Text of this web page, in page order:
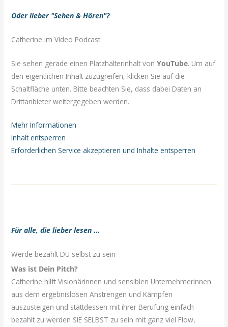
Oder lieber "Sehen & Hören"?
Catherine im Video Podcast
Sie sehen gerade einen Platzhalterinhalt vonYouTube. Um auf
den eigentlichen Inhalt zuzugreifen, klicken Sie auf die
Schaltfläche unten. Bitte beachten Sie, dass dabei Daten an
Drittanbieter weitergegeben werden.
Mehr Informationen
Inhalt entsperren
Erforderlichen Service akzeptieren und Inhalte entsperren
Für alle, die lieber lesen ...
Werde bezahlt DU selbst zu sein
Was ist Dein Pitch?
Catherine hilft Visionärinnen und sensiblen Unternehmerinnen
aus dem ergebnislosen Anstrengen und Kämpfen
auszusteigen und stattdessen mit ihrer Berufung einfach
bezahlt zu werden SIE SELBST zu sein mit ganz viel Flow,